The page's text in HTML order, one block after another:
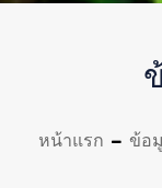
หน้าแรก ข้อ